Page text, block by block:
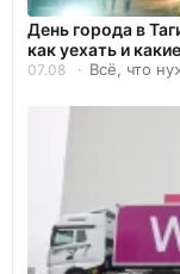
День города в
как уехать и
07.08 Всё, что